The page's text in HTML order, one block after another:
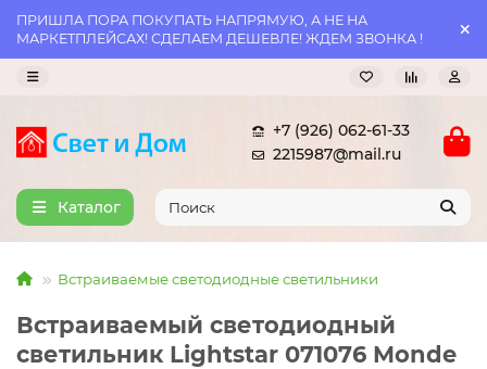
ПРИШЛА ПОРА ПОКУПАТЬ НАПРЯМУЮ, А НЕ НА
МАРКЕТПЛЕЙСАХ! СДЕЛАЕМ ДЕШЕВЛЕ! ЖДЕМ ЗВОНКА !
+7 (926) 062-61-33
2215987@mail.ru
Каталог
Встраиваемые светодиодные светильники
Встраиваемый светодиодный
светильник Lightstar 071076 Monde